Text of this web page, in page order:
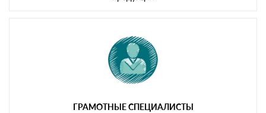
ГРАМОТНЫЕ СПЕЦИАЛИСТЫ